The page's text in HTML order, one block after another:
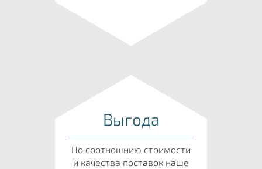
Выгода
По соотношнию стоимости
и качества поставок наше